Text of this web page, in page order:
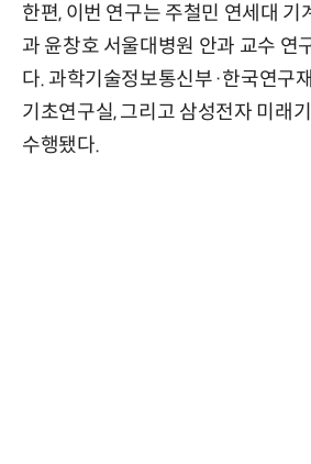
한편, 이번 연구는 주철민 연세대 기
과 윤창호 서울대병원 안과 교수 연
다. 과학기술정보통신부·한국연구
기초연구실, 그리고 삼성전자 미래
수행됐다.